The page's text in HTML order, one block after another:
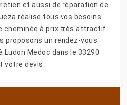
et aussi de réparation de
réalise tous vos besoins
cheminée à prix très attractif
proposons un rendez-vous
Ludon Medoc dans le 33290
votre devis.